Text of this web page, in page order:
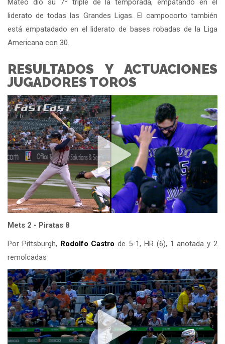
Mateo dio su 7º triple de la temporada, empatando en el
liderato de todas las Grandes Ligas. El campocorto también
está empatadado en el liderato de bases robadas de la Liga
Americana con 30.
RESULTADOS Y ACTUACIONES
JUGADORES TOROS
Mets 2 - Piratas 8
Por Pittsburgh, Rodolfo Castro de 5-1, HR (6), 1 anotada y 2
remolcadas